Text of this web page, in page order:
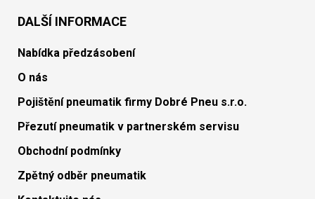
DALŠÍ INFORMACE
Nabídka předzásobení
O nás
Pojištění pneumatik firmy Dobré Pneu s.r.o.
Přezutí pneumatik v partnerském servisu
Obchodní podmínky
Zpětný odběr pneumatik